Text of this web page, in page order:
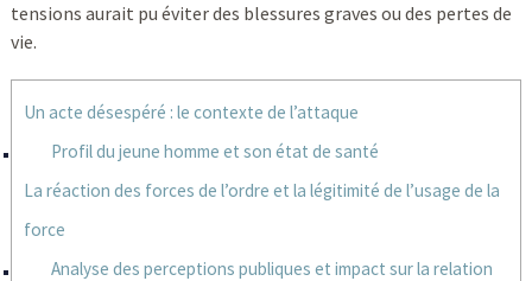
tensions aurait pu éviter des blessures graves ou des pertes de
vie.
Un acte désespéré : le contexte de l’attaque
Profil du jeune homme et son état de santé
La réaction des forces de l’ordre et la légitimité de l’usage de la
force
Analyse des perceptions publiques et impact sur la relation